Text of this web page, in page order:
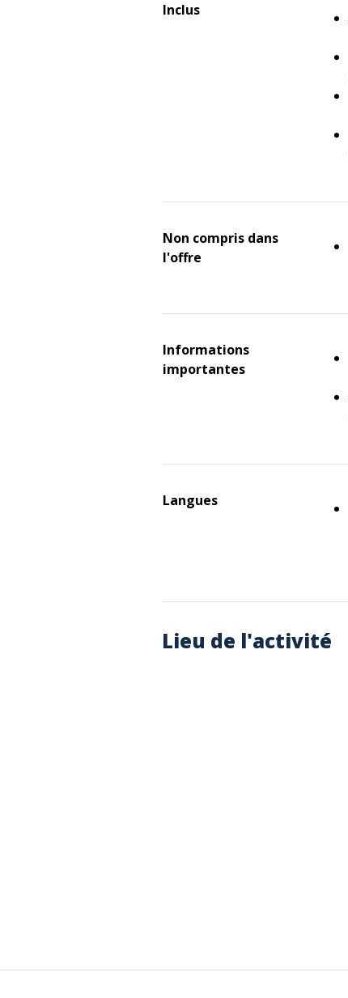
Inclus
Non compris dans
l'offre
Informations
importantes
Langues
Lieu de l'activité